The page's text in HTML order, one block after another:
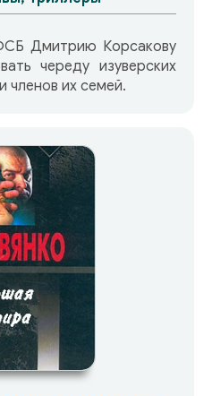
Дмитрию Корсакову
череду изуверских
членов их семей.